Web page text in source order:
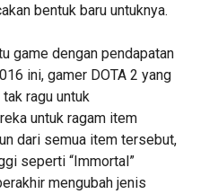
bentuk baru untuknya.
game dengan pendapatan
ini, gamer DOTA 2 yang
ragu untuk
untuk ragam item
dari semua item tersebut,
seperti “Immortal”
mengubah jenis